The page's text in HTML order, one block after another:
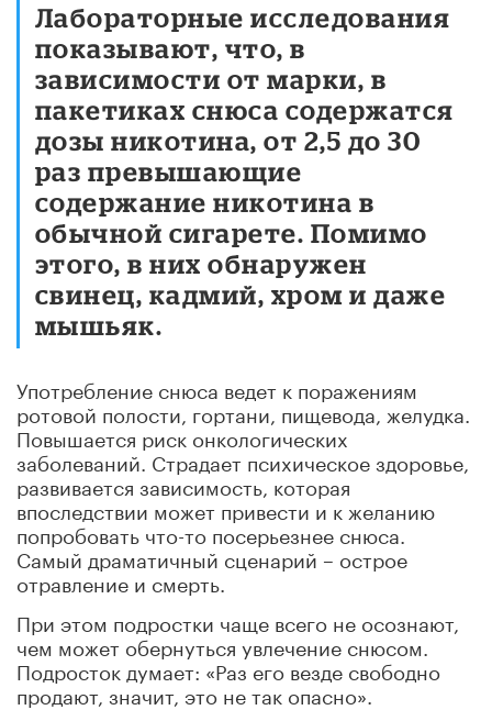
Лабораторные исследования
показывают, что, в
зависимости от марки, в
пакетиках снюса содержатся
дозы никотина, от 2,5 до 30
раз превышающие
содержание никотина в
обычной сигарете. Помимо
этого, в них обнаружен
свинец, кадмий, хром и даже
мышьяк.
Употребление снюса ведет к поражениям
ротовой полости, гортани, пищевода, желудка.
Повышается риск онкологических
заболеваний. Страдает психическое здоровье,
развивается зависимость, которая
впоследствии может привести и к желанию
попробовать что-то посерьезнее снюса.
Самый драматичный сценарий – острое
отравление и смерть.
При этом подростки чаще всего не осознают,
чем может обернуться увлечение снюсом.
Подросток думает: «Раз его везде свободно
продают, значит, это не так опасно».